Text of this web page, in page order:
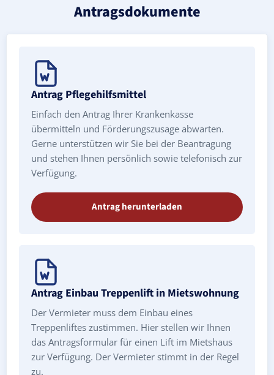
Antragsdokumente
Antrag Pflegehilfsmittel
Einfach den Antrag Ihrer Krankenkasse
übermitteln und Förderungszusage abwarten.
Gerne unterstützen wir Sie bei der Beantragung
und stehen Ihnen persönlich sowie telefonisch zur
Verfügung.
Antrag herunterladen
Antrag Einbau Treppenlift in Mietswohnung
Der Vermieter muss dem Einbau eines
Treppenliftes zustimmen. Hier stellen wir Ihnen
das Antragsformular für einen Lift im Mietshaus
zur Verfügung. Der Vermieter stimmt in der Regel
zu.